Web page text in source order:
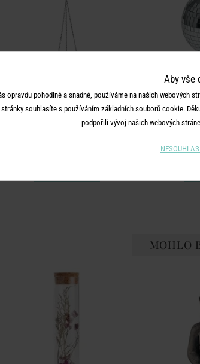
Disco
MOHLO
Aby vše
opravdu pohodlné a snadné, používáme na našich
souhlasíte s používáním základních souborů cookie.
podpořili vývoj našich webových